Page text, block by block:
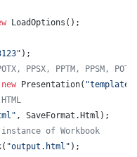
LoadOptions ();
);
PPSX, PPTM, PPSM,
new Presentation(
, SaveFormat . Html );
of Workbook
( "output.html" );